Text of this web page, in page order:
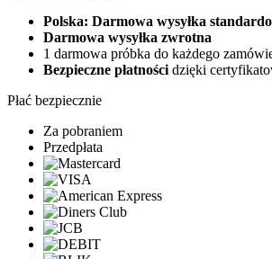
Polska: Darmowa wysyłka
Darmowa wysyłka zwrotna
1 darmowa próbka do każdego
Bezpieczne płatności dzięki
Płać bezpiecznie
Za pobraniem
Przedpłata